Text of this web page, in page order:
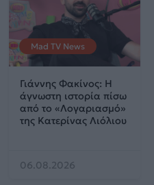
Mad TV News
Γιάννης Φακίνος: Η
άγνωστη ιστορία πίσω
από το «Λογαριασμό»
της Κατερίνας Λιόλιου
06.08.2026